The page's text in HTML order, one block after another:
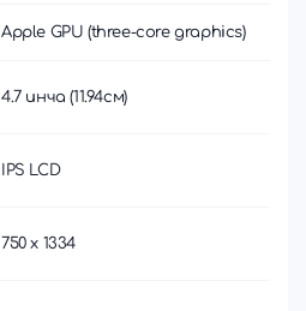
Apple GPU (three-core graphics)
4.7 инча (11.94см)
IPS LCD
750 x 1334